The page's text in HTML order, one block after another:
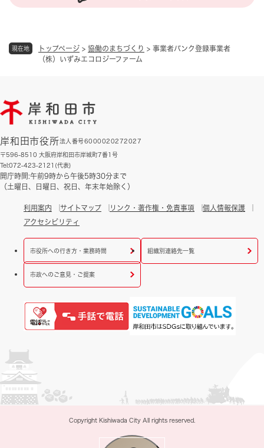
現在地 トップページ > 協働のまちづくり > 事業者バンク登録事業者
（株）いずみエコロジーファーム
岸和田市役所法人番号6000020272027
〒596-8510 大阪府岸和田市岸城町7番1号
Tel:072-423-2121(代表)
開庁時間:午前9時から午後5時30分まで
（土曜日、日曜日、祝日、年末年始除く）
利用案内 サイトマップ リンク・著作権・免責事項
個人情報保護
アクセシビリティ
市役所への行き方・業務時間 組織別連絡先一覧
市政へのご意見・ご提案
Copyright Kishiwada City All rights reserved.